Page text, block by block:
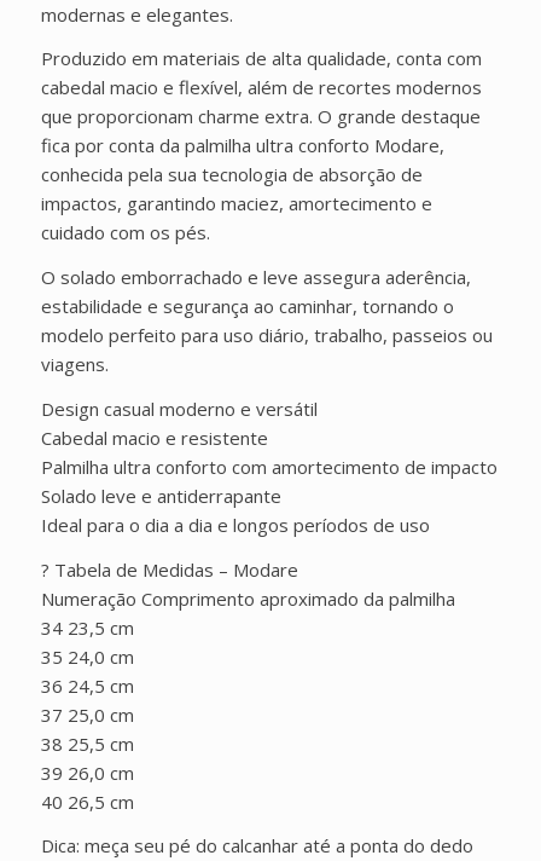
modernas e elegantes.
Produzido em materiais de alta qualidade, conta com
cabedal macio e flexível, além de recortes modernos
que proporcionam charme extra. O grande destaque
fica por conta da palmilha ultra conforto Modare,
conhecida pela sua tecnologia de absorção de
impactos, garantindo maciez, amortecimento e
cuidado com os pés.
O solado emborrachado e leve assegura aderência,
estabilidade e segurança ao caminhar, tornando o
modelo perfeito para uso diário, trabalho, passeios ou
viagens.
Design casual moderno e versátil
Cabedal macio e resistente
Palmilha ultra conforto com amortecimento de impacto
Solado leve e antiderrapante
Ideal para o dia a dia e longos períodos de uso
? Tabela de Medidas – Modare
Numeração Comprimento aproximado da palmilha
34 23,5 cm
35 24,0 cm
36 24,5 cm
37 25,0 cm
38 25,5 cm
39 26,0 cm
40 26,5 cm
Dica: meça seu pé do calcanhar até a ponta do dedo